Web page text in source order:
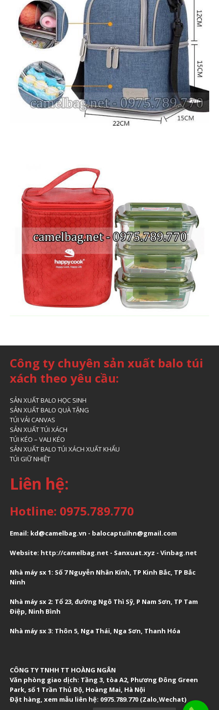
Công ty chuyên sản xuất balo túi
xách theo yêu cầu:
SẢN XUẤT BALO HỌC SINH
SẢN XUẤT BALO QUÀ TẶNG
TÚI VẢI CANVAS
SẢN XUẤT TÚI XÁCH
TÚI KÉO – VALI KÉO
SẢN XUẤT BALO TÚI XÁCH XUẤT KHẨU
TÚI GIỮ NHIỆT
Liên hệ:
Hotline: 0975.789.770
Email: kd@camelbag.vn - balocaptuihn@gmail.com
Website: http://camelbag.net - Sanxuat.xyz - Vinbag.net
Nhà máy sx 1: Số 7 Nguyễn Nhân Kính, TP Kinh Bắc, TP Bắc
Ninh
Nhà máy sx 2: Tổ 23, đường Ngô Thì Sỹ, P Nam Sơn, TP Tam
Điệp, Ninh Bình
Nhà máy sx 3: Thôn 5, Nga Thái, Nga Sơn, Thanh Hóa
CÔNG TY TNHH TT HOÀNG NGÂN
Văn phòng giao dịch: Tầng 3, tòa A2, Phương Đông Green
Park, số 1 Trần Thủ Độ, Hoàng Mai, Hà Nội
Đặt hàng, xem mẫu liên hệ: 0975.789.770 (Zalo,Wechat)